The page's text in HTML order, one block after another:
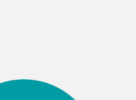
B6 3,5mg; vitamina B12 42mcg; vitamina C